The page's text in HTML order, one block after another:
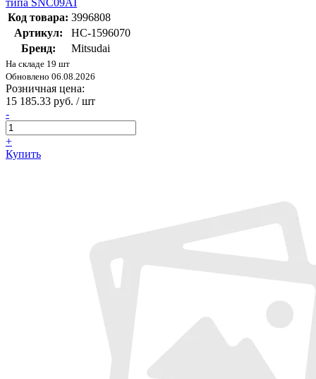
типа SNC09AI
Код товара: 3996808
Артикул:
НС-1596070
Бренд:
Mitsudai
На складе 19 шт
Обновлено 06.08.2026
Розничная цена:
15 185.33 руб. / шт
-
+
Купить